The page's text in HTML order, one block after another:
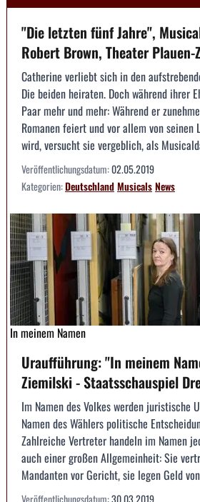
"Die letzten fünf Jahre",
Robert Brown, Theater Plauen-
Catherine verliebt sich in den
Die beiden heiraten. Doch während ihrer
Paar mehr und mehr: Während er
Romanen feiert und vor allem von seinen
wird, versucht sie vergeblich, als
Veröffentlichungsdatum:02.05.2019
Kategorien:DeutschlandMusicalsNews
In meinem Namen
Uraufführung: "In meinem
Ziemilski - Staatsschauspiel
Im Namen des Volkes werden juristische
Namen des Wählers politische
Zahlreiche Vertreter handeln im Namen
auch einer großen Allgemeinheit: Sie
Mandanten vor Gericht, sie legen Geld
Veröffentlichungsdatum:30.03.2019